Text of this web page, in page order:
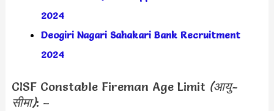
2024
Deogiri Nagari Sahakari Bank Recruitment
2024
CISF Constable Fireman Age Limit (आयु-
सीमा): –